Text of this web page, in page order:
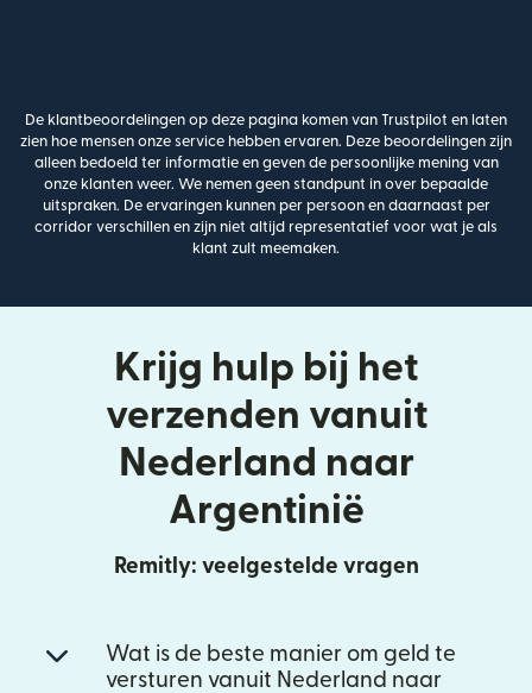
De klantbeoordelingen op deze pagina komen van Trustpilot en laten
zien hoe mensen onze service hebben ervaren. Deze beoordelingen zijn
alleen bedoeld ter informatie en geven de persoonlijke mening van
onze klanten weer. We nemen geen standpunt in over bepaalde
uitspraken. De ervaringen kunnen per persoon en daarnaast per
corridor verschillen en zijn niet altijd representatief voor wat je als
klant zult meemaken.
Krijg hulp bij het
verzenden vanuit
Nederland naar
Argentinië
Remitly: veelgestelde vragen
Wat is de beste manier om geld te
versturen vanuit Nederland naar